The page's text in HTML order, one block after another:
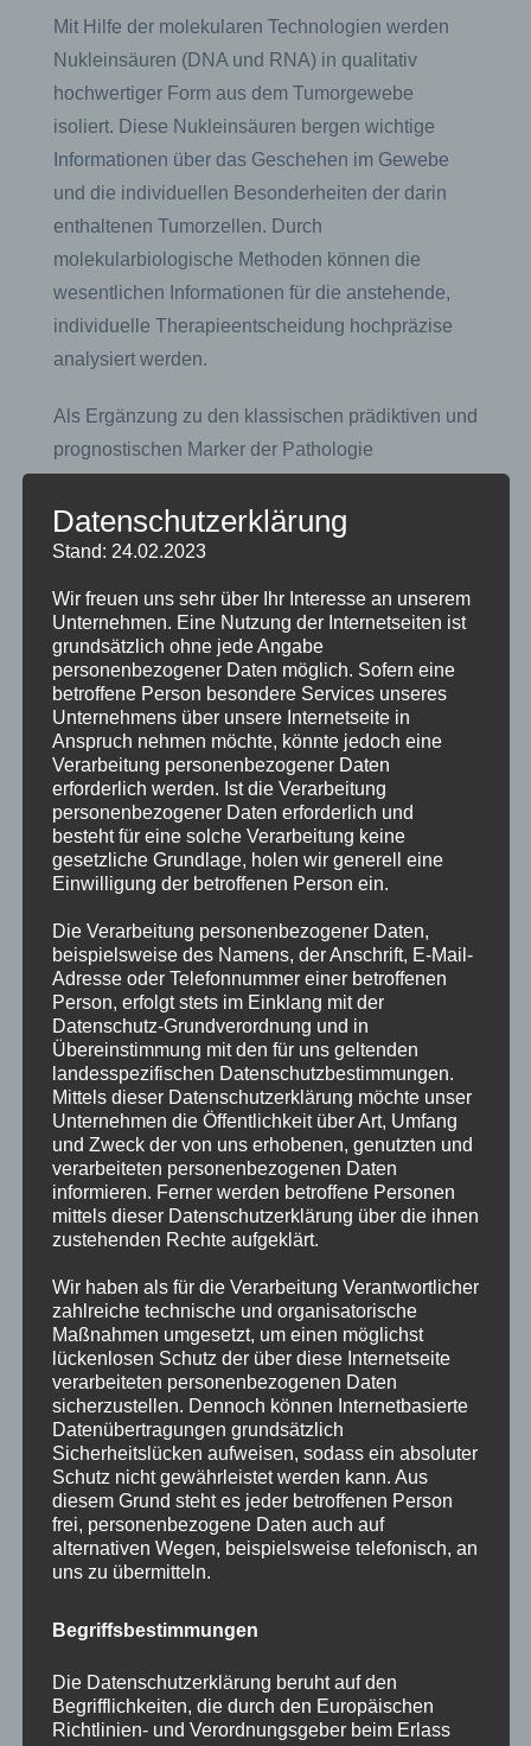
Mit Hilfe der molekularen Technologien werden
Nukleinsäuren (DNA und RNA) in qualitativ
hochwertiger Form aus dem Tumorgewebe
isoliert. Diese Nukleinsäuren bergen wichtige
Informationen über das Geschehen im Gewebe
und die individuellen Besonderheiten der darin
enthaltenen Tumorzellen. Durch
molekularbiologische Methoden können die
wesentlichen Informationen für die anstehende,
individuelle Therapieentscheidung hochpräzise
analysiert werden.
Als Ergänzung zu den klassischen prädiktiven und
prognostischen Marker der Pathologie
molekularbiologischen Messungen die
Tumorbiologie objektiv und quantifizierbar erfasst.
grenzwertigen immunhistochemischen
Ergebnissen weiterführende Aussagen
hinsichtlich der Aggressivität und der
bestmöglichen Angriffspunkte. Dies betrifft
insbesondere die Abschätzung der
Zellteilungsaktivität der Tumore und des
Vorhandenseins von Hormonrezeptoren. Hierzu
wurden in den letzten Jahren zahlreiche Arbeiten
in wissenschaftlichen Fachzeitschriften publiziert.
Derzeit können wir
folgendemolekularbiologischeTests durchführen:
Hormonrezeptoren bei Brustkrebs: Bestimmung
der Zielgene von Brustkrebstherapien und
Klassifizierung des molekularen
Brustkrebssubtyps (Luminal, Her2-neu positiv und
Triple Negativ) durch Messung von ESR1, PGR,
Her2-neu und der Zellteilungsaktivität. Die
quantitative Messung der Zellteilungsaktivität
erlaubt eine Risikoabschätzung bei Luminalen
Subtyps ergeben sich darüber hinaus ggf. weitere,
sinnvolle Testoptionen, wie zum Beispiel Messung
von TOPO2A bei Her2-neu positiven Tumoren
oder Immunzellinfiltration bei Her2-neu positiven
und Triple-Negativen Tumoren.(mehr hier)
Immunologische Tests bei Brustkrebs: Quantitative
und qualitative Bestimmung der im Tumor
vorhandenen Abwehrzellen auf molekularer
Brust- und Darmtumore und des Therapieerfolges
Die molekularen Testungen können an dem zur
Datenschutzerklärung
Stand: 24.02.2023
Wir freuen uns sehr über Ihr Interesse an unserem
Unternehmen. Eine Nutzung der Internetseiten ist
grundsätzlich ohne jede Angabe
personenbezogener Daten möglich. Sofern eine
betroffene Person besondere Services unseres
Unternehmens über unsere Internetseite in
Anspruch nehmen möchte, könnte jedoch eine
Verarbeitung personenbezogener Daten
erforderlich werden. Ist die Verarbeitung
personenbezogener Daten erforderlich und
besteht für eine solche Verarbeitung keine
gesetzliche Grundlage, holen wir generell eine
Einwilligung der betroffenen Person ein.
Die Verarbeitung personenbezogener Daten,
beispielsweise des Namens, der Anschrift, E-Mail-
Adresse oder Telefonnummer einer betroffenen
Person, erfolgt stets im Einklang mit der
Datenschutz-Grundverordnung und in
Übereinstimmung mit den für uns geltenden
landesspezifischen Datenschutzbestimmungen.
Mittels dieser Datenschutzerklärung möchte unser
Unternehmen die Öffentlichkeit über Art, Umfang
und Zweck der von uns erhobenen, genutzten und
verarbeiteten personenbezogenen Daten
informieren. Ferner werden betroffene Personen
mittels dieser Datenschutzerklärung über die ihnen
zustehenden Rechte aufgeklärt.
Wir haben als für die Verarbeitung Verantwortlicher
zahlreiche technische und organisatorische
Maßnahmen umgesetzt, um einen möglichst
lückenlosen Schutz der über diese Internetseite
verarbeiteten personenbezogenen Daten
sicherzustellen. Dennoch können Internetbasierte
Datenübertragungen grundsätzlich
Sicherheitslücken aufweisen, sodass ein absoluter
Schutz nicht gewährleistet werden kann. Aus
diesem Grund steht es jeder betroffenen Person
frei, personenbezogene Daten auch auf
alternativen Wegen, beispielsweise telefonisch, an
uns zu übermitteln.
Begriffsbestimmungen
Die Datenschutzerklärung beruht auf den
Begrifflichkeiten, die durch den Europäischen
Richtlinien- und Verordnungsgeber beim Erlass